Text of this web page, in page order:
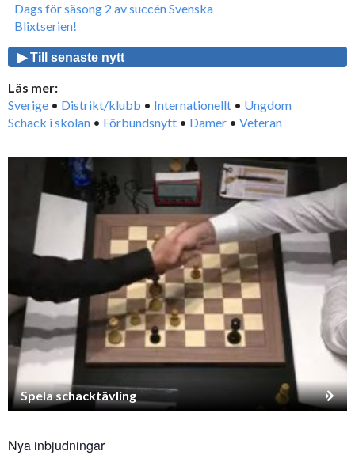
Dags för säsong 2 av succén Svenska
Blixtserien!
▶ Till senaste nytt
Läs mer:
Sverige • Distrikt/klubb • Internationellt • Ungdom
Schack i skolan • Förbundsnytt • Damer • Veteran
Spela schacktävling
Nya inbjudningar